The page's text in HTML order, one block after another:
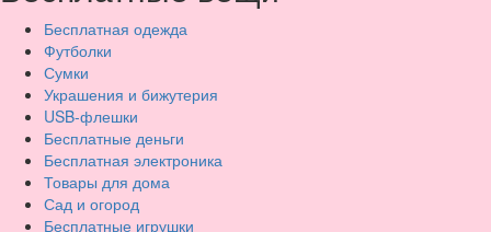
Бесплатная одежда
Футболки
Сумки
Украшения и бижутерия
USB-флешки
Бесплатные деньги
Бесплатная электроника
Товары для дома
Сад и огород
Бесплатные игрушки